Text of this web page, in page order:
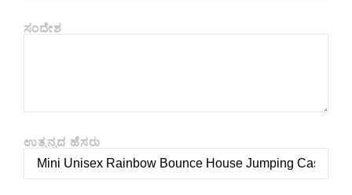
ಸಂದೇಶ
ಉತ್ಪನ್ನದ ಹೆಸರು